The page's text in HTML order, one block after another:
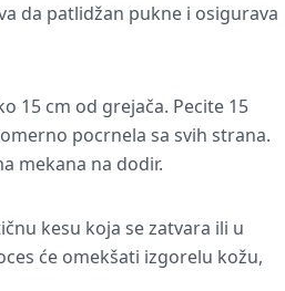
da patlidžan pukne i osigurava
15 cm od grejača. Pecite 15
pocrnela sa svih strana.
mekana na dodir.
kesu koja se zatvara ili u
će omekšati izgorelu kožu,